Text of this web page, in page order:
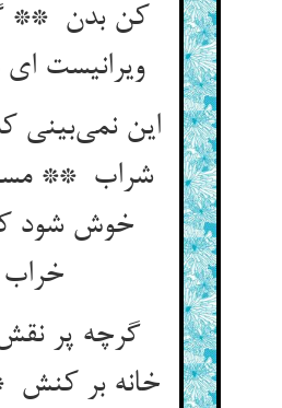
کن بدن **
ویرانیست ای میر من
این نمی‌بینی
شراب **
خوش شود
خراب
گرچه پر
خانه بر